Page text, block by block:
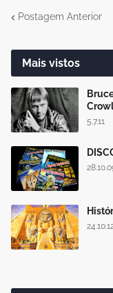
Postagem Anterior
Mais vistos
5.7.11